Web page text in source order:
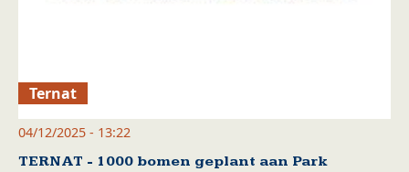
Ternat
04/12/2025 - 13:22
TERNAT - 1000 bomen geplant aan Park